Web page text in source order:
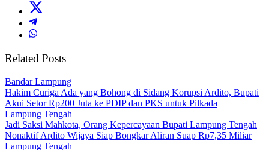
Related Posts
Bandar Lampung
Hakim Curiga Ada yang Bohong di Sidang Korupsi Ardito, Bupati
Akui Setor Rp200 Juta ke PDIP dan PKS untuk Pilkada
Lampung Tengah
Jadi Saksi Mahkota, Orang Kepercayaan Bupati Lampung Tengah
Nonaktif Ardito Wijaya Siap Bongkar Aliran Suap Rp7,35 Miliar
Lampung Tengah